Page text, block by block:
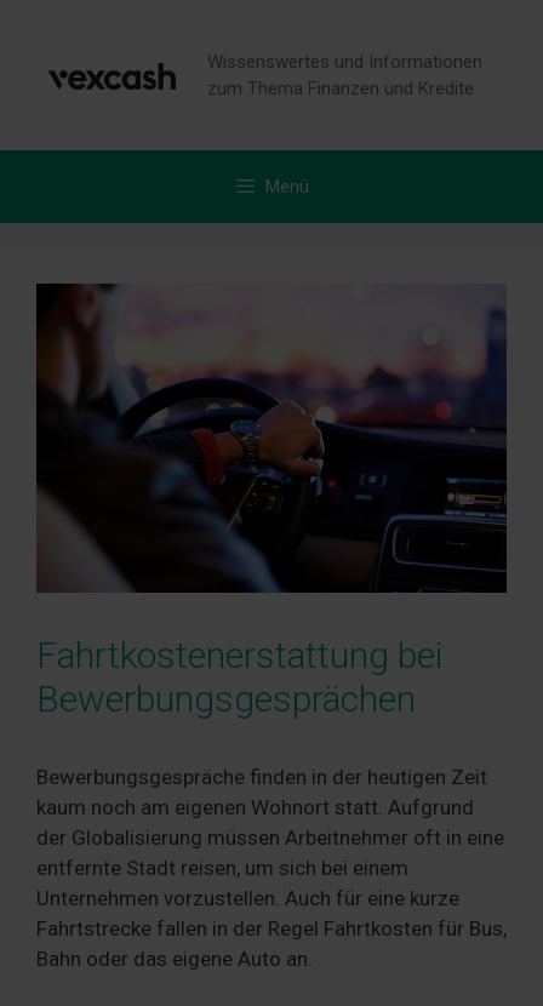
springen
Wissenswertes und Informationen
zum Thema Finanzen und Kredite
Menü
Fahrtkostenerstattung bei
Bewerbungsgesprächen
Bewerbungsgespräche finden in der heutigen Zeit
kaum noch am eigenen Wohnort statt. Aufgrund
der Globalisierung müssen Arbeitnehmer oft in eine
entfernte Stadt reisen, um sich bei einem
Unternehmen vorzustellen. Auch für eine kurze
Fahrtstrecke fallen in der Regel Fahrtkosten für Bus,
Bahn oder das eigene Auto an.